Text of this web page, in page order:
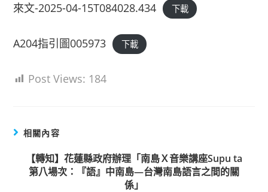
來文-2025-04-15T084028.434 下載
A204指引圖005973 下載
Post Views: 184
相關內容
【轉知】花蓮縣政府辦理「南島Ｘ音樂講座Supu ta
第八場次：『語』中南島—台灣南島語言之間的關
係」